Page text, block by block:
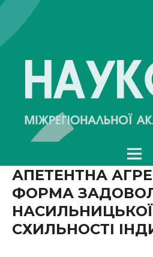
АПЕТЕНТНА
ФОРМА
НАСИЛЬНИЦЬКОЇ
СХИЛЬНОСТІ